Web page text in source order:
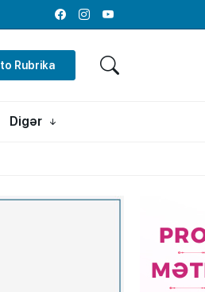
FacebookInstagramYoutube
Rubrika
Digər